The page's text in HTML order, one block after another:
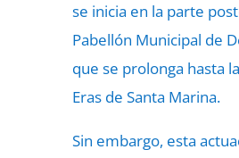
se inicia en la parte
Pabellón Municipal de
que se prolonga hasta
Eras de Santa Marina.
Sin embargo, esta